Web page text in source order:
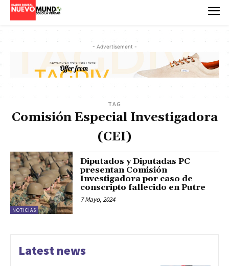
- Advertisement -
TAG
Comisión Especial Investigadora
(CEI)
NOTICIAS
Diputados y Diputadas PC
presentan Comisión
Investigadora por caso de
conscripto fallecido en Putre
7 Mayo, 2024
Latest news